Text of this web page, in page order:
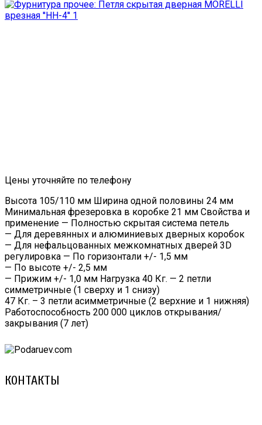
Цены уточняйте по телефону
Высота 105/110 мм Ширина одной половины 24 мм
Минимальная фрезеровка в коробке 21 мм Свойства и
применение — Полностью скрытая система петель
— Для деревянных и алюминиевых дверных коробок
— Для нефальцованных межкомнатных дверей 3D
регулировка — По горизонтали +/- 1,5 мм
— По высоте +/- 2,5 мм
— Прижим +/- 1,0 мм Нагрузка 40 Кг. — 2 петли
симметричные (1 сверху и 1 снизу)
47 Кг. – 3 петли асимметричные (2 верхние и 1 нижняя)
Работоспособность 200 000 циклов открывания/
закрывания (7 лет)
КОНТАКТЫ